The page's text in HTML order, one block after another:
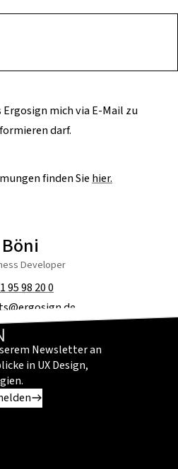
mich via E-Mail zu
darf.
finden Sie hier.
Developer
95 98 20 0
Newsletter an
in UX Design,
externen Seite
einer externen Seite